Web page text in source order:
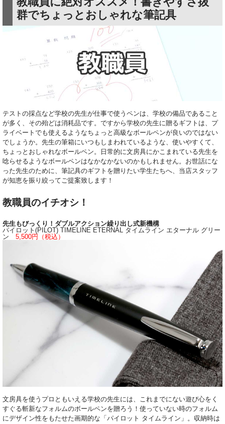
群でちょっとおしゃれな筆記具
テストの採点など学校の先生が仕事で使うペンは、学校の備品であること
が多く、その殆どは消耗品です。ですから学校の先生に贈るギフトは、プ
ライベートでも使えるようなちょっと高級なボールペンが良いのではない
でしょうか。先生の筆箱にいつもしまわれているような、使いやすくて、
ちょっとおしゃれなボールペン。日常的に文房具にかこまれている先生を
唸らせるようなボールペンはなかなかないのかもしれません。お世話にな
った先生のために、筆記具のギフトを贈りたい学生たちへ、当店スタッフ
が知恵を振り絞ってご提案致します！
教職員のイチオシ！
先生もびっくり！ダブルアクション繰り出し式新機構
パイロット(PILOT) TIMELINE ETERNAL タイムライン エターナル グリー
ン
5,500円（税込）
文房具を使うプロともいえる学校の先生には、これまでにない遊び心をく
すぐる斬新なフォルムのボールペンを贈ろう！使っていない時のフォルム
にデザイン性をもたせた画期的な「パイロット タイムライン」。収納時は